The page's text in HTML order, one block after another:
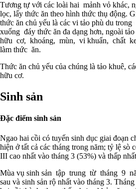
Tương tự với các loài hai mảnh vỏ khác,
lọc, lấy thức ăn theo hình thức thụ động.
thức ăn chủ yếu là các vi tảo phù du
xuống đáy thức ăn đa dạng hơn, ngoài
hữu cơ, khoáng, mùn, vi khuẩn, chất
làm thức ăn.
Thức ăn chủ yếu của chúng là tảo khuê,
hữu cơ.
Sinh sản
Đặc điểm sinh sản
Ngao hai cồi có tuyến sinh dục giai đoạn
hiện ở tất cả các tháng trong năm; tỷ lệ sò
III cao nhất vào tháng 3 (53%) và thấp
Mùa vụ sinh sản tập trung từ tháng 9
sau và sinh sản rộ nhất vào tháng 3.